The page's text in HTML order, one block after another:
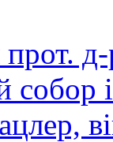
прот.
собор